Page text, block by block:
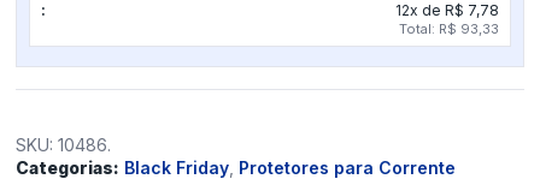
12x de R$ 7,78
Total: R$ 93,33
SKU: 10486.
Categorias: Black Friday Protetores para Corrente